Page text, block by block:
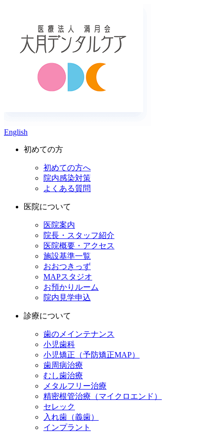
English
初めての方
初めての方へ
院内感染対策
よくある質問
医院について
医院案内
院長・スタッフ紹介
医院概要・アクセス
施設基準一覧
おおつきっず
MAPスタジオ
お預かりルーム
院内見学申込
診療について
歯のメインテナンス
小児歯科
小児矯正（予防矯正MAP）
歯周病治療
むし歯治療
メタルフリー治療
精密根管治療（マイクロエンド）
セレック
入れ歯（義歯）
インプラント